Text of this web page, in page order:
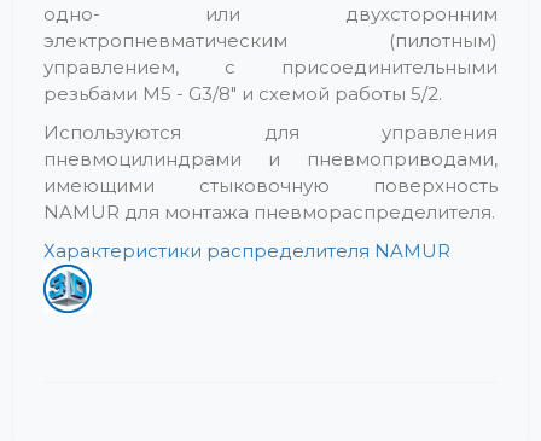
одно- или двухсторонним
электропневматическим (пилотным)
управлением, с присоединительными
резьбами M5 - G3/8" и схемой работы 5/2.
Используются для управления
пневмоцилиндрами и пневмоприводами,
имеющими стыковочную поверхность
NAMUR для монтажа пневмораспределителя.
Характеристики распределителя NAMUR